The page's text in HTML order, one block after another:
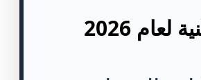
لعام 2026